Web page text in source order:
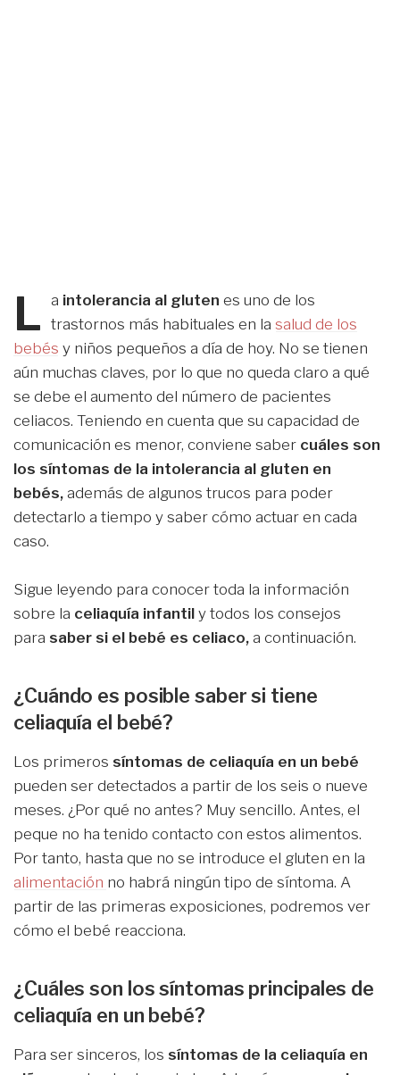
L a intolerancia al gluten es uno de los
trastornos más habituales en lasalud de los
bebés y niños pequeños a día de hoy. No se tienen
aún muchas claves, por lo que no queda claro a qué
se debe el aumento del número de pacientes
celiacos. Teniendo en cuenta que su capacidad de
comunicación es menor, conviene saber cuáles son
los síntomas de la intolerancia al gluten en
bebés, además de algunos trucos para poder
detectarlo a tiempo y saber cómo actuar en cada
caso.
Sigue leyendo para conocer toda la información
sobre la celiaquía infantil y todos los consejos
para saber si el bebé es celiaco, a continuación.
¿Cuándo es posible saber si tiene
celiaquía el bebé?
Los primeros síntomas de celiaquía en un bebé
pueden ser detectados a partir de los seis o nueve
meses. ¿Por qué no antes? Muy sencillo. Antes, el
peque no ha tenido contacto con estos alimentos.
Por tanto, hasta que no se introduce el gluten en la
alimentación no habrá ningún tipo de síntoma. A
partir de las primeras exposiciones, podremos ver
cómo el bebé reacciona.
¿Cuáles son los síntomas principales de
celiaquía en un bebé?
Para ser sinceros, los síntomas de la celiaquía en